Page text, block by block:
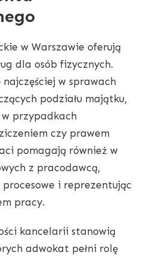
w Warszawie oferują
dla osób fizycznych.
najczęściej w sprawach
podziału majątku,
przypadkach
czy prawem
pomagają również w
z pracodawcą,
i reprezentując
pracy.
kancelarii stanowią
adwokat pełni rolę